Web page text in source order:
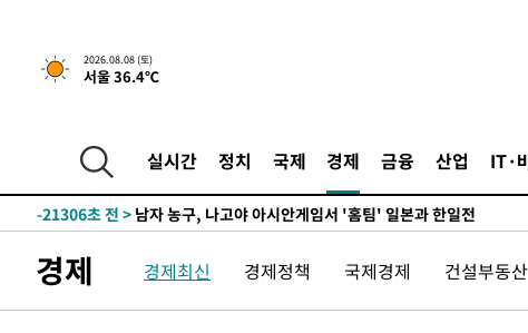
2026.08.08 (토)
서울 36.4℃
실시간 정치 국제 경제 금융 산업 IT·
1시간 전 >[속보]뉴욕증시 상승 마감…S&P 0.6% 나스닥 1.3%↑
-29955초 전 >
강릉에 시간당 81.4㎜ 물폭탄…도로 잠기고 담벼락 붕괴
-23772초 전 >
선재도서 해루질 나섰다 실종 60대, 닷새 만에 숨진 채 발견
-21306초 전 >
-20682초 전 > 여수 오동도 해상서 모터보트 전복…1명 사망·1명 실종
주 날씨]
-13927초 전 >
축구협회 "압수수색·성접대 논란 사과…쇄신의 기회로 삼겠
-12444초 전 >[속보]'압수수색·성접대 논란' 축구협회 "실망과 걱정 안겨드
경제 경제최신 경제정책 국제경제 건설부동산